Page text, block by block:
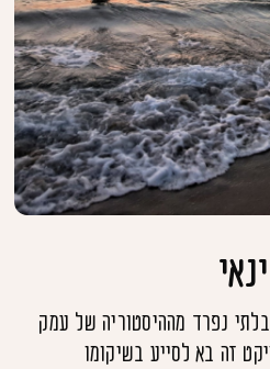
נפרד מההיסטוריה של עמק
זה בא לסייע בשיקומו